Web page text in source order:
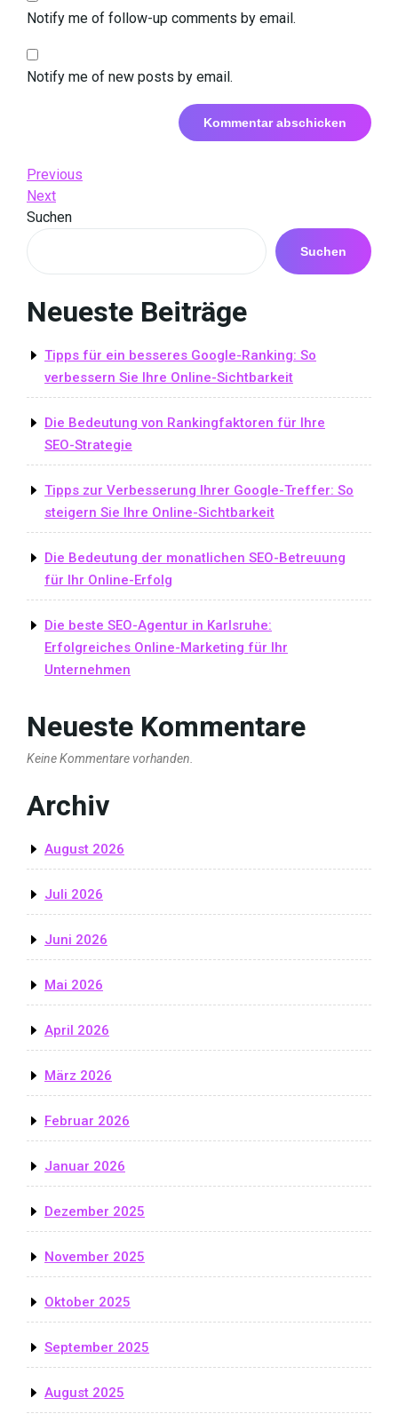
Notify me of follow-up comments by email.
Notify me of new posts by email.
Beitrags-
Navigation
Previous
Post
Previous
Next
Post
Next
Suchen
Suchen
Neueste Beiträge
Tipps für ein besseres Google-Ranking: So
verbessern Sie Ihre Online-Sichtbarkeit
Die Bedeutung von Rankingfaktoren für Ihre
SEO-Strategie
Tipps zur Verbesserung Ihrer Google-Treffer: So
steigern Sie Ihre Online-Sichtbarkeit
Die Bedeutung der monatlichen SEO-Betreuung
für Ihr Online-Erfolg
Die beste SEO-Agentur in Karlsruhe:
Erfolgreiches Online-Marketing für Ihr
Unternehmen
Neueste Kommentare
Keine Kommentare vorhanden.
Archiv
August 2026
Juli 2026
Juni 2026
Mai 2026
April 2026
März 2026
Februar 2026
Januar 2026
Dezember 2025
November 2025
Oktober 2025
September 2025
August 2025